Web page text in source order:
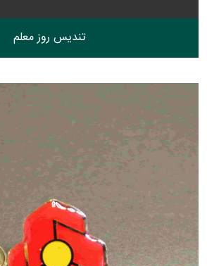
تندیس روز معلم